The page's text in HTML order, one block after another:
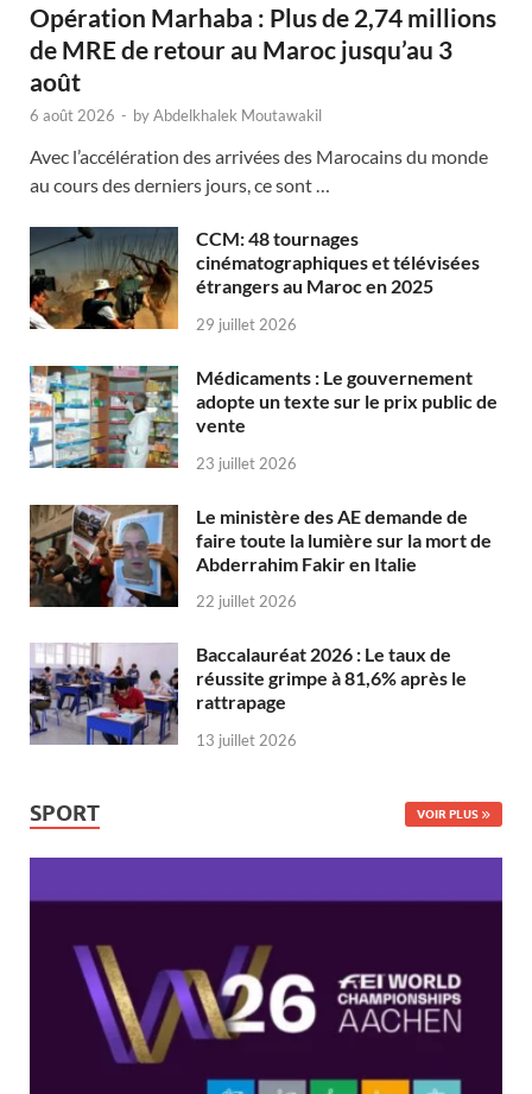
Opération Marhaba : Plus de 2,74 millions
de MRE de retour au Maroc jusqu’au 3
août
6 août 2026 - byAbdelkhalek Moutawakil
Avec l’accélération des arrivées des Marocains du monde
au cours des derniers jours, ce sont …
CCM: 48 tournages
cinématographiques et télévisées
étrangers au Maroc en 2025
29 juillet 2026
Médicaments : Le gouvernement
adopte un texte sur le prix public de
vente
23 juillet 2026
Le ministère des AE demande de
faire toute la lumière sur la mort de
Abderrahim Fakir en Italie
22 juillet 2026
Baccalauréat 2026 : Le taux de
réussite grimpe à 81,6% après le
rattrapage
13 juillet 2026
SPORT VOIR PLUS